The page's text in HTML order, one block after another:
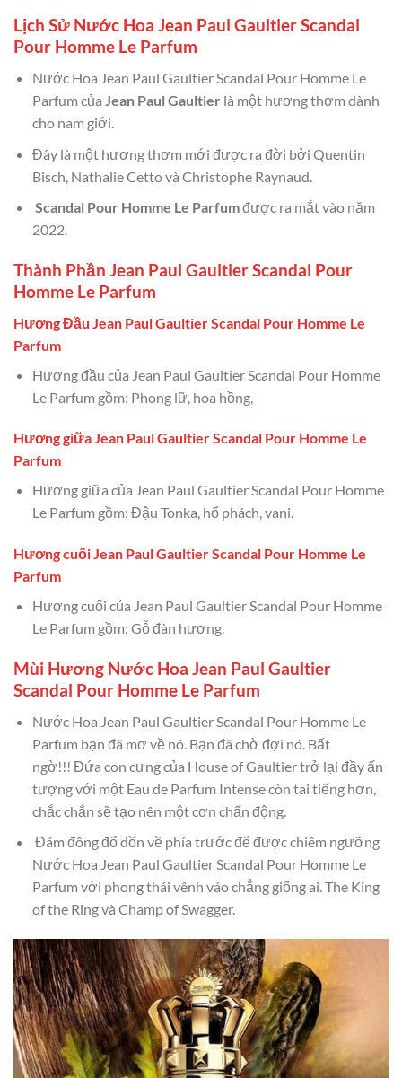
Lịch Sử Nước Hoa Jean Paul Gaultier Scandal
Pour Homme Le Parfum
Nước Hoa Jean Paul Gaultier Scandal Pour Homme Le
Parfum của Jean Paul Gaultier là một hương thơm dành
cho nam giới.
Đây là một hương thơm mới được ra đời bởi Quentin
Bisch, Nathalie Cetto và Christophe Raynaud.
Scandal Pour Homme Le Parfumđược ra mắt vào năm
2022.
Thành Phần Jean Paul Gaultier Scandal Pour
Homme Le Parfum
Hương Đầu Jean Paul Gaultier Scandal Pour Homme Le
Parfum
Hương đầu của Jean Paul Gaultier Scandal Pour Homme
Le Parfum gồm: Phong lữ, hoa hồng,
Hương giữa Jean Paul Gaultier Scandal Pour Homme Le
Parfum
Hương giữa của Jean Paul Gaultier Scandal Pour Homme
Le Parfum gồm: Đậu Tonka, hổ phách, vani.
Hương cuối Jean Paul Gaultier Scandal Pour Homme Le
Parfum
Hương cuối của Jean Paul Gaultier Scandal Pour Homme
Le Parfum gồm: Gỗ đàn hương.
Mùi Hương Nước Hoa Jean Paul Gaultier
Scandal Pour Homme Le Parfum
Nước Hoa Jean Paul Gaultier Scandal Pour Homme Le
Parfum bạn đã mơ về nó. Bạn đã chờ đợi nó. Bất
ngờ!!! Đứa con cưng của House of Gaultier trở lại đầy ấn
tượng với một Eau de Parfum Intense còn tai tiếng hơn,
chắc chắn sẽ tạo nên một cơn chấn động.
Đám đông đổ dồn về phía trước để được chiêm ngưỡng
Nước Hoa Jean Paul Gaultier Scandal Pour Homme Le
Parfum với phong thái vênh váo chẳng giống ai. The King
of the Ring và Champ of Swagger.